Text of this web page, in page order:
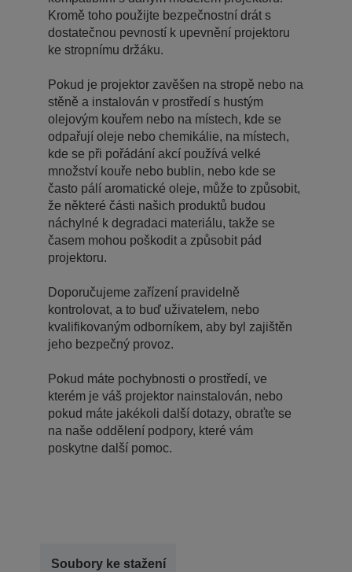
Kromě toho použijte bezpečnostní drát s
dostatečnou pevností k upevnění projektoru
ke stropnímu držáku.
Pokud je projektor zavěšen na stropě nebo na
stěně a instalován v prostředí s hustým
olejovým kouřem nebo na místech, kde se
odpařují oleje nebo chemikálie, na místech,
kde se při pořádání akcí používá velké
množství kouře nebo bublin, nebo kde se
často pálí aromatické oleje, může to způsobit,
že některé části našich produktů budou
náchylné k degradaci materiálu, takže se
časem mohou poškodit a způsobit pád
projektoru.
Doporučujeme zařízení pravidelně
kontrolovat, a to buď uživatelem, nebo
kvalifikovaným odborníkem, aby byl zajištěn
jeho bezpečný provoz.
Pokud máte pochybnosti o prostředí, ve
kterém je váš projektor nainstalován, nebo
pokud máte jakékoli další dotazy, obraťte se
na naše oddělení podpory, které vám
poskytne další pomoc.
Soubory ke stažení